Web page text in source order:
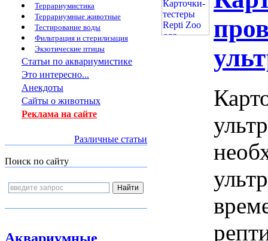
Террариумистика
Террариумные животные
Тестирование воды
Фильтрация и стерилизация
Экзотические птицы
Статьи по аквариумистике
Это интересно...
Анекдоты
Сайты о животных
Реклама на сайте
Различные статьи
Поиск по сайту